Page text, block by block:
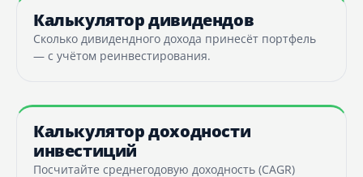
Калькулятор дивидендов
Сколько дивидендного дохода принесёт портфель
— с учётом реинвестирования.
Калькулятор доходности
инвестиций
Посчитайте среднегодовую доходность (CAGR)